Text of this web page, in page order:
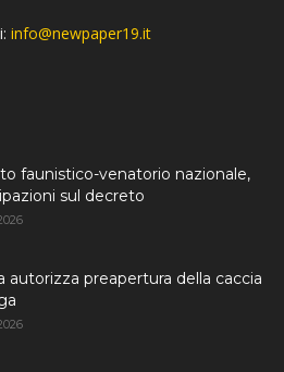
info@newpaper19.it
faunistico-venatorio nazionale,
sul decreto
autorizza preapertura della caccia